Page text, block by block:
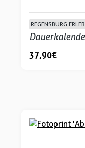
REGENSBURG
37,90 €